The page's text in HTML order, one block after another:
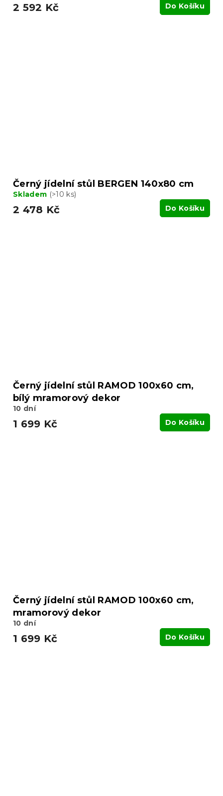
2 592 Kč Do Košíku
Černý jídelní stůl BERGEN 140x80 cm
Skladem (>10 ks)
2 478 Kč Do Košíku
Černý jídelní stůl RAMOD 100x60 cm,
bílý mramorový dekor
10 dní
1 699 Kč Do Košíku
Černý jídelní stůl RAMOD 100x60 cm,
mramorový dekor
10 dní
1 699 Kč Do Košíku